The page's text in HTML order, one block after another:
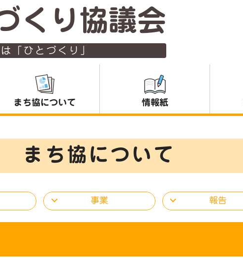
くり協議会
「ひとづくり」
まち協について 情報紙
まち協について
事業 報告